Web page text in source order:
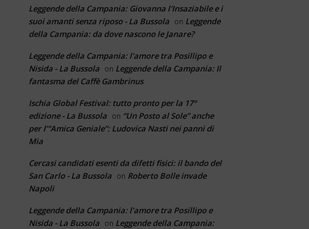
Leggende della Campania: Giovanna l'Insaziabile e i
suoi amanti senza riposo - La Bussola on Leggende
della Campania: da dove nascono le Janare?
Leggende della Campania: l'amore tra Posillipo e
Nisida - La Bussola on Leggende della Campania: Il
fantasma del Caffè Gambrinus
Ischia Global Festival: tutto pronto per la 17°
edizione - La Bussola on “Un Posto al Sole” anche
per l’”Amica Geniale”: Ludovica Nasti nei panni di
Mia
Cercasi candidati esenti da difetti fisici: il bando del
San Carlo - La Bussola on Roberto Bolle invade
Napoli
Leggende della Campania: l'amore tra Posillipo e
Nisida - La Bussola on Leggende della Campania: